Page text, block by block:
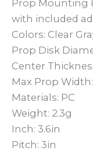
Prop Mounting
with included
Colors: Clear
Prop Disk
Center
Max Prop
Materials: PC
Weight: 2.3g
Inch: 3.6in
Pitch: 3in